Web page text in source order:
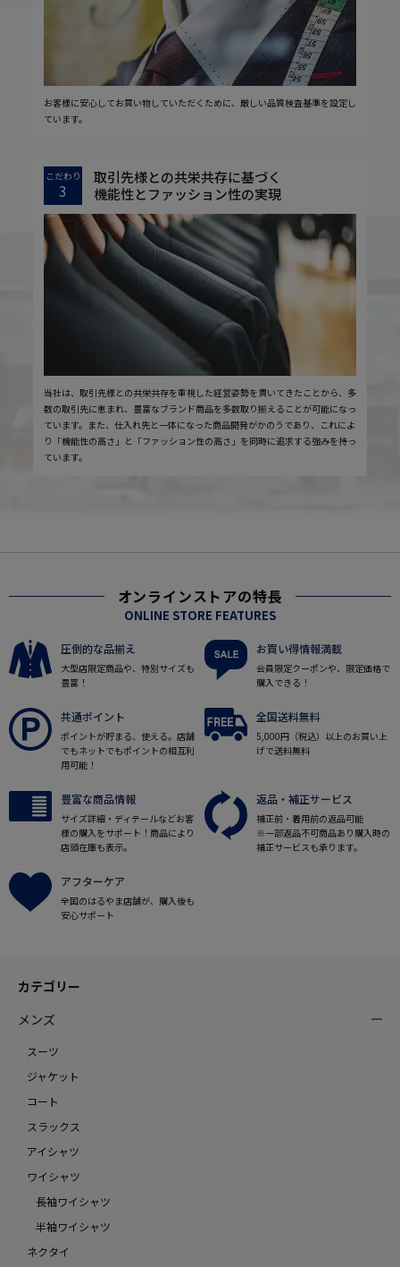
お客様に安心してお買い物していただくために、厳しい品質検査基準を設定し
ています。
こだわり
3
取引先様との共栄共存に基づく
機能性とファッション性の実現
当社は、取引先様との共栄共存を重視した経営姿勢を貫いてきたことから、多
数の取引先に恵まれ、豊富なブランド商品を多数取り揃えることが可能になっ
ています。また、仕入れ先と一体になった商品開発がかのうであり、これによ
り「機能性の高さ」と「ファッション性の高さ」を同時に追求する強みを持っ
ています。
オンラインストアの特長
ONLINE STORE FEATURES
圧倒的な品揃え
大型店限定商品や、特別サイズも
豊富！
お買い得情報満載
会員限定クーポンや、限定価格で
購入できる！
共通ポイント
ポイントが貯まる、使える。店舗
でもネットでもポイントの相互利
用可能！
全国送料無料
5,000円（税込）以上のお買い上
げで送料無料
豊富な商品情報
サイズ詳細・ディテールなどお客
様の購入をサポート！商品により
店頭在庫も表示。
返品・補正サービス
補正前・着用前の返品可能
※一部返品不可商品あり購入時の
補正サービスも承ります。
アフターケア
全国のはるやま店舗が、購入後も
安心サポート
カテゴリー
メンズ
スーツ
ジャケット
コート
スラックス
アイシャツ
ワイシャツ
長袖ワイシャツ
半袖ワイシャツ
ネクタイ